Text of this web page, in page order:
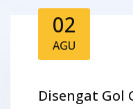
02
AGU
Disengat Gol